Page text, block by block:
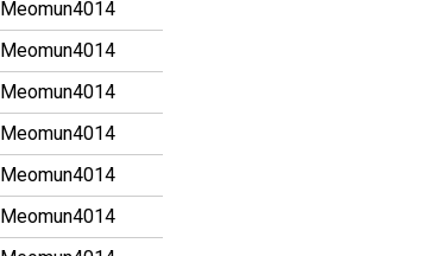
Meomun4014
Meomun4014
Meomun4014
Meomun4014
Meomun4014
Meomun4014